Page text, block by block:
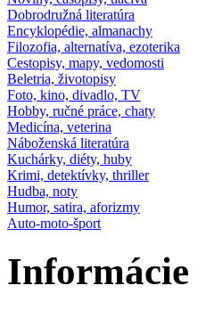
Dobrodružná literatúra
Encyklopédie, almanachy
Filozofia, alternatíva, ezoterika
Cestopisy, mapy, vedomosti
Beletria, životopisy
Foto, kino, divadlo, TV
Hobby, ručné práce, chaty
Medicína, veterina
Náboženská literatúra
Kuchárky, diéty, huby
Krimi, detektívky, thriller
Hudba, noty
Humor, satira, aforizmy
Auto-moto-šport
Informácie